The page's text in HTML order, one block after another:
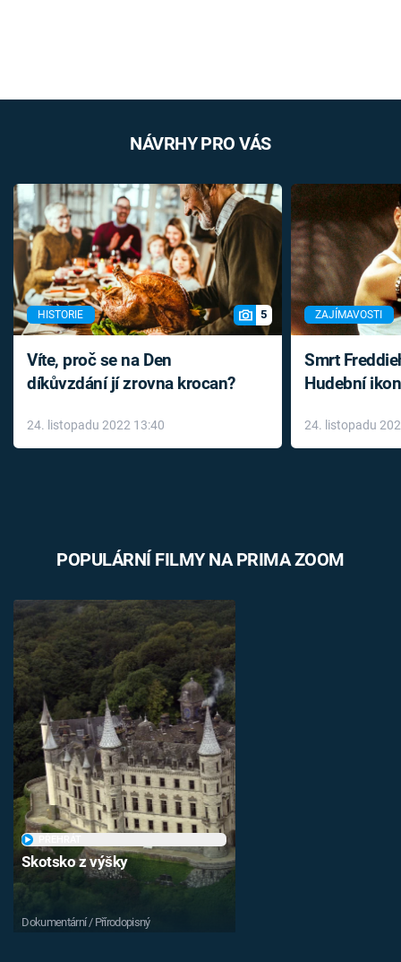
NÁVRHY PRO VÁS
HISTORIE 5
Víte, proč se na Den
díkůvzdání jí zrovna krocan?
24. listopadu 2022 13:40
ZAJÍMAVOSTI
Smrt
Hudební
léky
24. listopadu
POPULÁRNÍ FILMY NA PRIMA ZOOM
Skotsko z výšky
Dokumentární / Přírodopisný